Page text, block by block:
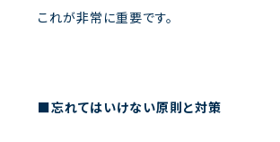
これが非常に重要です。
■忘れてはいけない原則と対策